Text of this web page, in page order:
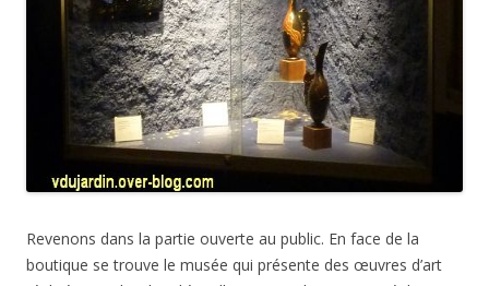
Revenons dans la partie ouverte au public. En face de la
boutique se trouve le musée qui présente des œuvres d’art